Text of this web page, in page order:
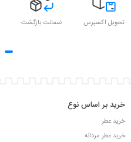
تحویل اکسپرس ضمانت بازگشت
خرید بر اساس نوع
خرید عطر
خرید عطر مردانه